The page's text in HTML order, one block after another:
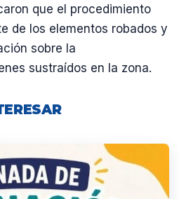
que el procedimiento
de los elementos robados y
sobre la
sustraídos en la zona.